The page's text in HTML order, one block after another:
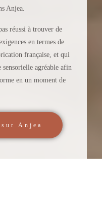
Anjea.
réussi à trouver de
en termes de
française, et qui
agréable afin
en un moment de
Anjea